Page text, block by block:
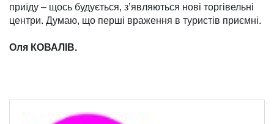
приїду – щось будується, з’яв­ляються нові торгівельні
цент­ри. Думаю, що перші враження в туристів приємні.
Оля КОВАЛІВ.